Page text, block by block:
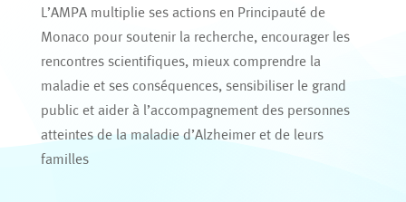
L’AMPA multiplie ses actions en Principauté de
Monaco pour soutenir la recherche, encourager les
rencontres scientifiques, mieux comprendre la
maladie et ses conséquences, sensibiliser le grand
public et aider à l’accompagnement des personnes
atteintes de la maladie d’Alzheimer et de leurs
familles